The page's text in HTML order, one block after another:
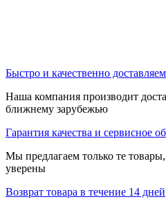
Быстро и качественно доставляем
Наша компания производит
ближнему зарубежью
Гарантия качества и сервисное
Мы предлагаем только те
уверены
Возврат товара в течение 14 дней